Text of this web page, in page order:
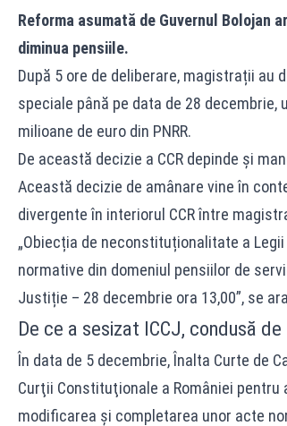
Reforma asumată de Guvernul Bolojan
diminua pensiile.
După 5 ore de deliberare, magistrații au
speciale până pe data de 28
milioane de euro din PNRR.
De această decizie a CCR depinde și
Această decizie de amânare vine în
divergente în interiorul CCR între
„Obiecția de neconstituționalitate a
normative din domeniul pensiilor de
Justiție – 28 decembrie ora 13,00”, se
De ce a sesizat ICCJ, condusă de
În data de 5 decembrie, Înalta Curte de
Curţii Constituţionale a României
modificarea şi completarea unor acte